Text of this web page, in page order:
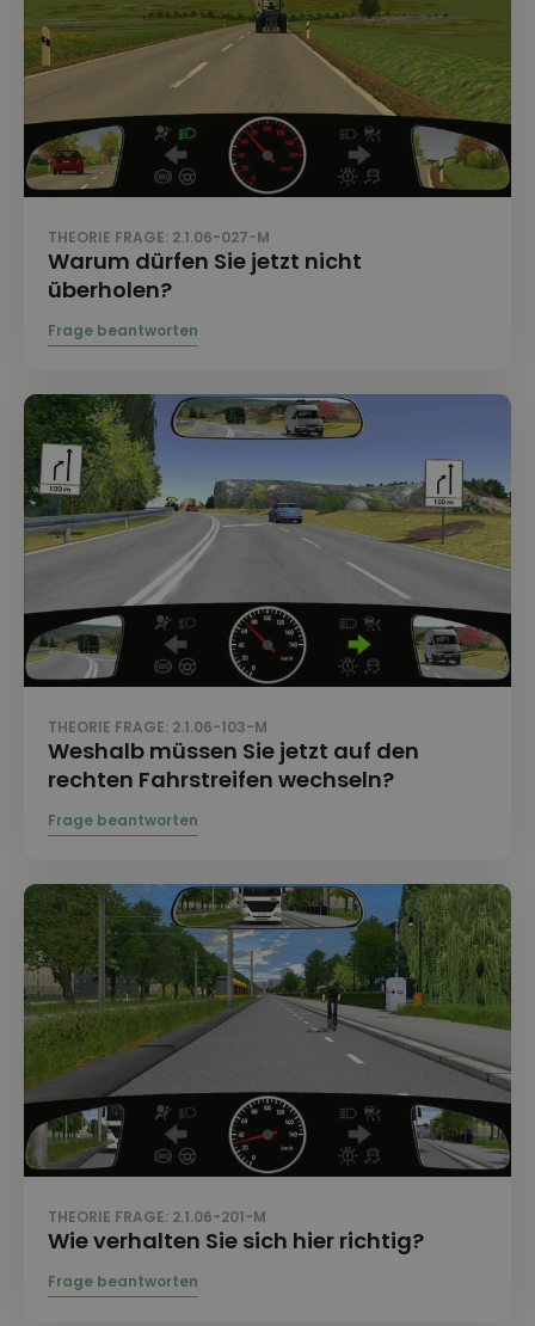
THEORIE FRAGE: 2.1.06-027-M
Warum dürfen Sie jetzt nicht
überholen?
THEORIE FRAGE: 2.1.06-103-M
Weshalb müssen Sie jetzt auf den
rechten Fahrstreifen wechseln?
THEORIE FRAGE: 2.1.06-201-M
Wie verhalten Sie sich hier richtig?